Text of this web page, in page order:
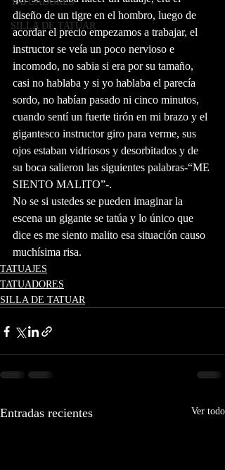
SILLA DE TATUAR
diseño de un tigre en el hombro, luego de
acordar el precio empezamos a trabajar, el
instructor se veía un poco nervioso e
incomodo, no sabia si era por su tamaño,
casi no hablaba y si yo hablaba el parecía
sordo, no habían pasado ni cinco minutos,
cuando sentí un fuerte tirón en mi brazo y el
gigantesco instructor giro para verme, sus
ojos estaban vidriosos y desorbitados y de
su boca salieron las siguientes palabras-“ME
SIENTO MALITO”-.
No se si ustedes se pueden imaginar la
escena un gigante se tatúa y lo único que
dice es me siento malito esa situación causo
muchísima risa.
TATUAJES
TATUADORES
SILLA DE TATUAR
Entradas recientes Ver todo